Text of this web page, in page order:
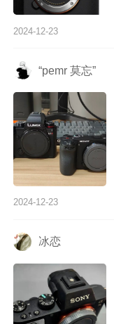
2024-12-23
“pemr 莫忘”
2024-12-23
冰恋